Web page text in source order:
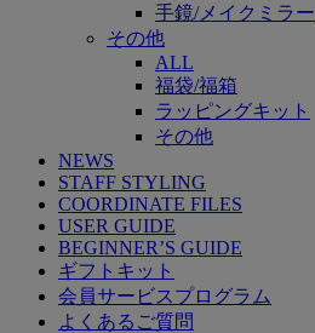
手鏡/メイクミラー
その他
ALL
福袋/福箱
ラッピングキット
その他
NEWS
STAFF STYLING
COORDINATE FILES
USER GUIDE
BEGINNER’S GUIDE
ギフトキット
会員サービスプログラム
よくあるご質問